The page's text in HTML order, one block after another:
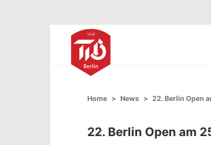
Home News 22. Berlin Open
22. Berlin Open am